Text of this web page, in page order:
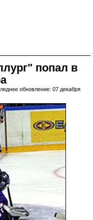
попал в
обновление: 07 декабря